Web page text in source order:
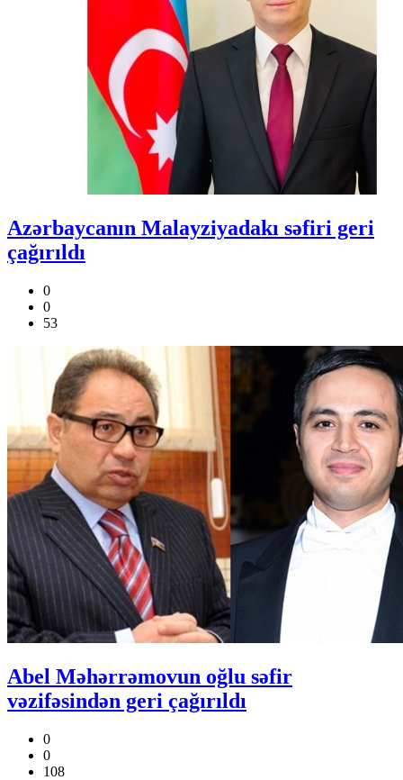
Azərbaycanın Malayziyadakı səfiri geri
çağırıldı
0
0
53
Abel Məhərrəmovun oğlu səfir
vəzifəsindən geri çağırıldı
0
0
108